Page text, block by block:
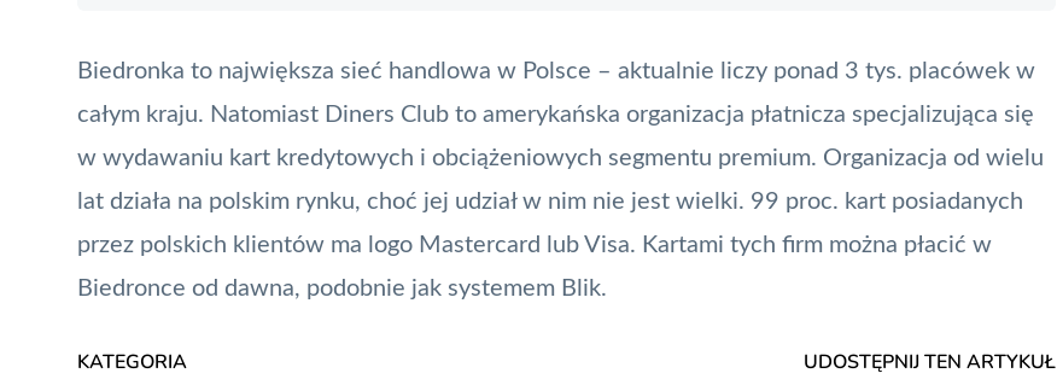
Biedronka to największa sieć handlowa w Polsce – aktualnie liczy ponad 3 tys. placówek w
całym kraju. Natomiast Diners Club to amerykańska organizacja płatnicza specjalizująca się
w wydawaniu kart kredytowych i obciążeniowych segmentu premium. Organizacja od wielu
lat działa na polskim rynku, choć jej udział w nim nie jest wielki. 99 proc. kart posiadanych
przez polskich klientów ma logo Mastercard lub Visa. Kartami tych firm można płacić w
Biedronce od dawna, podobnie jak systemem Blik.
KATEGORIA UDOSTĘPNIJ TEN ARTYKUŁ